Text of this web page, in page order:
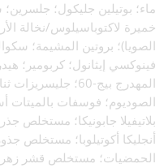
ماء؛ بوتيلين جليكول؛
خميرة لاكتوباسيلوس/نخالة
الصويا)؛ بروتين المشيمة؛
فينوكسي إيثانول؛ كربومير؛
المهدرج بيج-60؛
الصوديوم؛ فوسفات بالميتات
بلاتيفيلا جابونيكا؛ مستخلص
أنجليكا أكوتيلوبا؛ مستخلص
الحمضيات؛ مستخلص قشر زهرة